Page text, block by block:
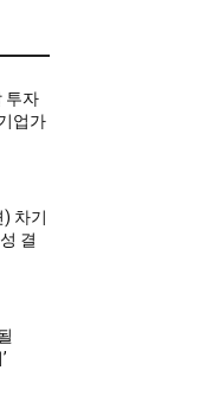
투자
업가
차기
결